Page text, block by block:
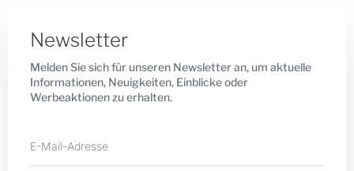
Newsletter
Melden Sie sich für unseren Newsletter an, um aktuelle
Informationen, Neuigkeiten, Einblicke oder
Werbeaktionen zu erhalten.